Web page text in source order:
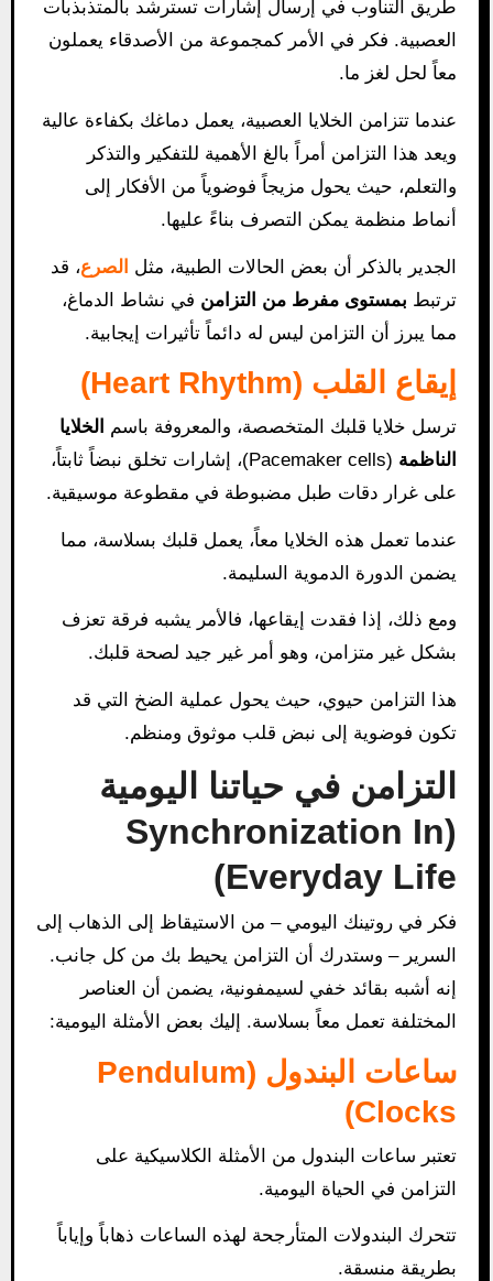
طريق التناوب في إرسال إشارات تسترشد بالمتذبذبات
العصبية. فكر في الأمر كمجموعة من الأصدقاء يعملون
معاً لحل لغز ما.
عندما تتزامن الخلايا العصبية، يعمل دماغك بكفاءة عالية
ويعد هذا التزامن أمراً بالغ الأهمية للتفكير والتذكر
والتعلم، حيث يحول مزيجاً فوضوياً من الأفكار إلى
أنماط منظمة يمكن التصرف بناءً عليها.
الجدير بالذكر أن بعض الحالات الطبية، مثل الصرع، قد
ترتبط بمستوى مفرط من التزامن في نشاط الدماغ،
مما يبرز أن التزامن ليس له دائماً تأثيرات إيجابية.
إيقاع القلب (Heart Rhythm)
ترسل خلايا قلبك المتخصصة، والمعروفة باسم الخلايا
الناظمة
(Pacemaker cells)، إشارات تخلق نبضاً ثابتاً،
على غرار دقات طبل مضبوطة في مقطوعة موسيقية.
عندما تعمل هذه الخلايا معاً، يعمل قلبك بسلاسة، مما
يضمن الدورة الدموية السليمة.
ومع ذلك، إذا فقدت إيقاعها، فالأمر يشبه فرقة تعزف
بشكل غير متزامن، وهو أمر غير جيد لصحة قلبك.
هذا التزامن حيوي، حيث يحول عملية الضخ التي قد
تكون فوضوية إلى نبض قلب موثوق ومنظم.
التزامن في حياتنا اليومية
(Synchronization In
Everyday Life)
فكر في روتينك اليومي – من الاستيقاظ إلى الذهاب إلى
السرير – وستدرك أن التزامن يحيط بك من كل جانب.
إنه أشبه بقائد خفي لسيمفونية، يضمن أن العناصر
المختلفة تعمل معاً بسلاسة. إليك بعض الأمثلة اليومية:
ساعات البندول (Pendulum
Clocks)
تعتبر ساعات البندول من الأمثلة الكلاسيكية على
التزامن في الحياة اليومية.
تتحرك البندولات المتأرجحة لهذه الساعات ذهاباً وإياباً
بطريقة منسقة.